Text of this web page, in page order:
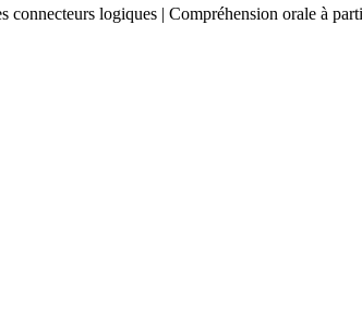
connecteurs logiques | Compréhension orale à